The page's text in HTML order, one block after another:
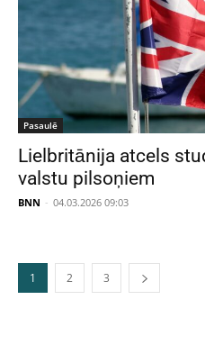
Pasaulē
Lielbritānija atcels
valstu pilsoņiem
BNN - 04.03.2026 09:03
1 2 3